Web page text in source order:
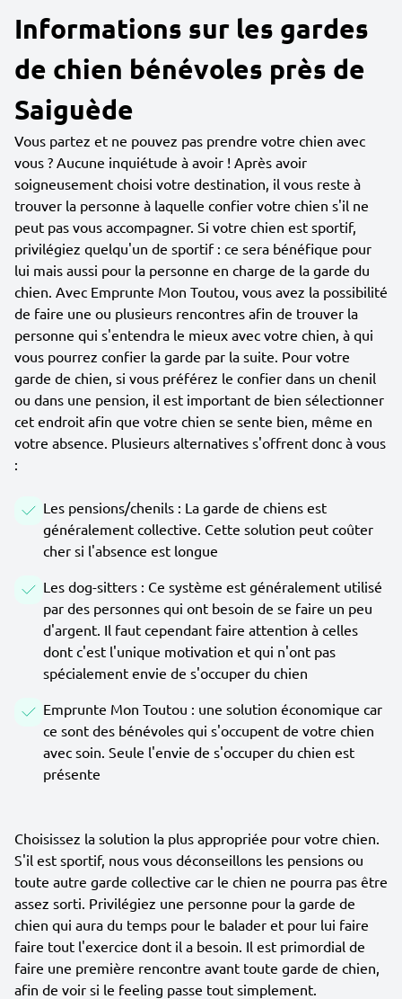
Informations sur les gardes
de chien bénévoles près de
Saiguède
Vous partez et ne pouvez pas prendre votre chien avec
vous ? Aucune inquiétude à avoir ! Après avoir
soigneusement choisi votre destination, il vous reste à
trouver la personne à laquelle confier votre chien s'il ne
peut pas vous accompagner. Si votre chien est sportif,
privilégiez quelqu'un de sportif : ce sera bénéfique pour
lui mais aussi pour la personne en charge de la garde du
chien. Avec Emprunte Mon Toutou, vous avez la possibilité
de faire une ou plusieurs rencontres afin de trouver la
personne qui s'entendra le mieux avec votre chien, à qui
vous pourrez confier la garde par la suite. Pour votre
garde de chien, si vous préférez le confier dans un chenil
ou dans une pension, il est important de bien sélectionner
cet endroit afin que votre chien se sente bien, même en
votre absence. Plusieurs alternatives s'offrent donc à vous
:
Les pensions/chenils : La garde de chiens est
généralement collective. Cette solution peut coûter
cher si l'absence est longue
Les dog-sitters : Ce système est généralement utilisé
par des personnes qui ont besoin de se faire un peu
d'argent. Il faut cependant faire attention à celles
dont c'est l'unique motivation et qui n'ont pas
spécialement envie de s'occuper du chien
Emprunte Mon Toutou : une solution économique car
ce sont des bénévoles qui s'occupent de votre chien
avec soin. Seule l'envie de s'occuper du chien est
présente
Choisissez la solution la plus appropriée pour votre chien.
S'il est sportif, nous vous déconseillons les pensions ou
toute autre garde collective car le chien ne pourra pas être
assez sorti. Privilégiez une personne pour la garde de
chien qui aura du temps pour le balader et pour lui faire
faire tout l'exercice dont il a besoin. Il est primordial de
faire une première rencontre avant toute garde de chien,
afin de voir si le feeling passe tout simplement.